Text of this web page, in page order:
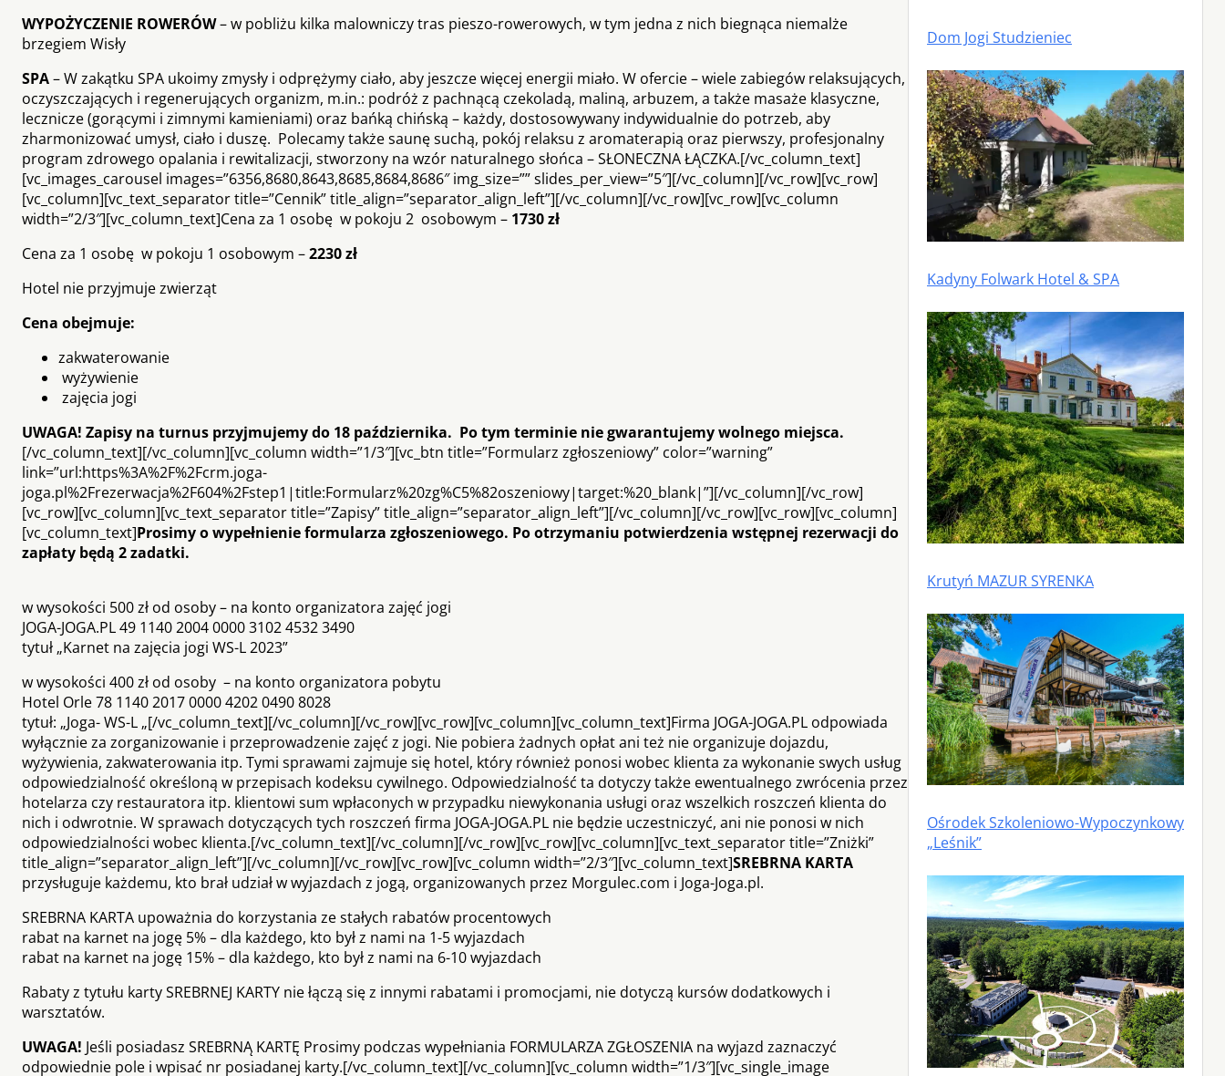
WYPOŻYCZENIE ROWERÓW– w pobliżu kilka malowniczy tras pieszo-rowerowych, w tym jedna z nich biegnąca niemalże
brzegiem Wisły
SPA– W zakątku SPA ukoimy zmysły i odprężymy ciało, aby jeszcze więcej energii miało. W ofercie – wiele zabiegów relaksujących,
oczyszczających i regenerujących organizm, m.in.: podróż z pachnącą czekoladą, maliną, arbuzem, a także masaże klasyczne,
lecznicze (gorącymi i zimnymi kamieniami) oraz bańką chińską – każdy, dostosowywany indywidualnie do potrzeb, aby
zharmonizować umysł, ciało i duszę. Polecamy także saunę suchą, pokój relaksu z aromaterapią oraz pierwszy, profesjonalny
program zdrowego opalania i rewitalizacji, stworzony na wzór naturalnego słońca – SŁONECZNA ŁĄCZKA.[/vc_column_text]
[vc_images_carousel images=”6356,8680,8643,8685,8684,8686″ img_size=”” slides_per_view=”5″][/vc_column][/vc_row][vc_row]
[vc_column][vc_text_separator title=”Cennik” title_align=”separator_align_left”][/vc_column][/vc_row][vc_row][vc_column
width=”2/3″][vc_column_text]Cena za 1 osobę w pokoju 2 osobowym – 1730 zł
Cena za 1 osobę w pokoju 1 osobowym –2230 zł
Hotel nie przyjmuje zwierząt
Cena obejmuje:
zakwaterowanie
wyżywienie
zajęcia jogi
UWAGA! Zapisy na turnus przyjmujemy do 18 października. Po tym terminie nie gwarantujemy wolnego miejsca.
[/vc_column_text][/vc_column][vc_column width=”1/3″][vc_btn title=”Formularz zgłoszeniowy” color=”warning”
link=”url:https%3A%2F%2Fcrm.joga-
joga.pl%2Frezerwacja%2F604%2Fstep1|title:Formularz%20zg%C5%82oszeniowy|target:%20_blank|”][/vc_column][/vc_row]
[vc_row][vc_column][vc_text_separator title=”Zapisy” title_align=”separator_align_left”][/vc_column][/vc_row][vc_row][vc_column]
[vc_column_text]Prosimy o wypełnienie formularza zgłoszeniowego. Po otrzymaniu potwierdzenia wstępnej rezerwacji do
zapłaty będą 2 zadatki.
w wysokości 500 zł od osoby – na konto organizatora zajęć jogi
JOGA-JOGA.PL 49 1140 2004 0000 3102 4532 3490
tytuł „Karnet na zajęcia jogi WS-L 2023”
w wysokości 400 zł od osoby – na konto organizatora pobytu
Hotel Orle 78 1140 2017 0000 4202 0490 8028
tytuł: „Joga- WS-L „[/vc_column_text][/vc_column][/vc_row][vc_row][vc_column][vc_column_text]Firma JOGA-JOGA.PL odpowiada
wyłącznie za zorganizowanie i przeprowadzenie zajęć z jogi. Nie pobiera żadnych opłat ani też nie organizuje dojazdu,
wyżywienia, zakwaterowania itp. Tymi sprawami zajmuje się hotel, który również ponosi wobec klienta za wykonanie swych usług
odpowiedzialność określoną w przepisach kodeksu cywilnego. Odpowiedzialność ta dotyczy także ewentualnego zwrócenia przez
hotelarza czy restauratora itp. klientowi sum wpłaconych w przypadku niewykonania usługi oraz wszelkich roszczeń klienta do
nich i odwrotnie. W sprawach dotyczących tych roszczeń firma JOGA-JOGA.PL nie będzie uczestniczyć, ani nie ponosi w nich
odpowiedzialności wobec klienta.[/vc_column_text][/vc_column][/vc_row][vc_row][vc_column][vc_text_separator title=”Zniżki”
title_align=”separator_align_left”][/vc_column][/vc_row][vc_row][vc_column width=”2/3″][vc_column_text]SREBRNA KARTA
przysługuje każdemu, kto brał udział w wyjazdach z jogą, organizowanych przez Morgulec.com i Joga-Joga.pl.
SREBRNA KARTA upoważnia do korzystania ze stałych rabatów procentowych
rabat na karnet na jogę 5% – dla każdego, kto był z nami na 1-5 wyjazdach
rabat na karnet na jogę 15% – dla każdego, kto był z nami na 6-10 wyjazdach
Rabaty z tytułu karty SREBRNEJ KARTY nie łączą się z innymi rabatami i promocjami, nie dotyczą kursów dodatkowych i
warsztatów.
UWAGA! Jeśli posiadasz SREBRNĄ KARTĘ Prosimy podczas wypełniania FORMULARZA ZGŁOSZENIA na wyjazd zaznaczyć
odpowiednie pole i wpisać nr posiadanej karty.[/vc_column_text][/vc_column][vc_column width=”1/3″][vc_single_image
Dom Jogi Studzieniec
Kadyny Folwark Hotel & SPA
Krutyń MAZUR SYRENKA
Ośrodek Szkoleniowo-Wypoczynkowy
„Leśnik”